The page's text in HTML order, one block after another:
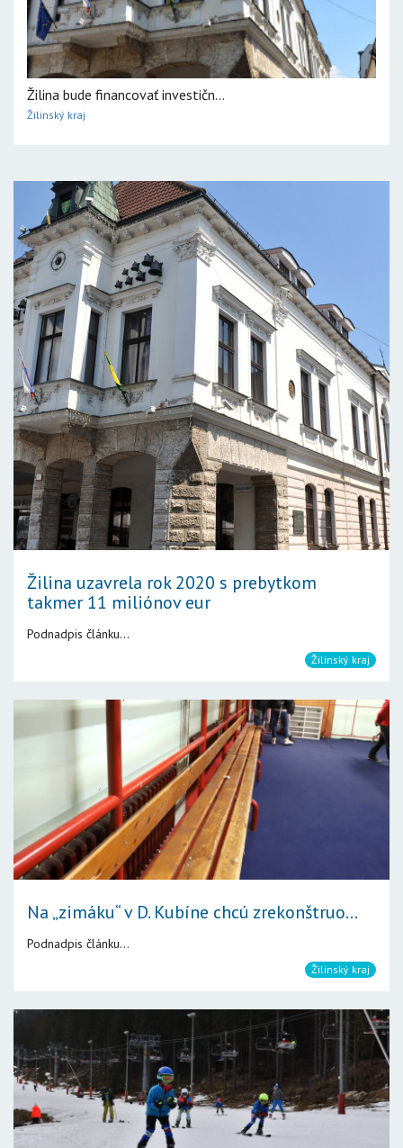
Žilina bude financovať investičn...
Žilinský kraj
Žilina uzavrela rok 2020 s prebytkom
takmer 11 miliónov eur
Podnadpis článku...
Žilinský kraj
Na „zimáku“ v D. Kubíne chcú zrekonštruo...
Podnadpis článku...
Žilinský kraj